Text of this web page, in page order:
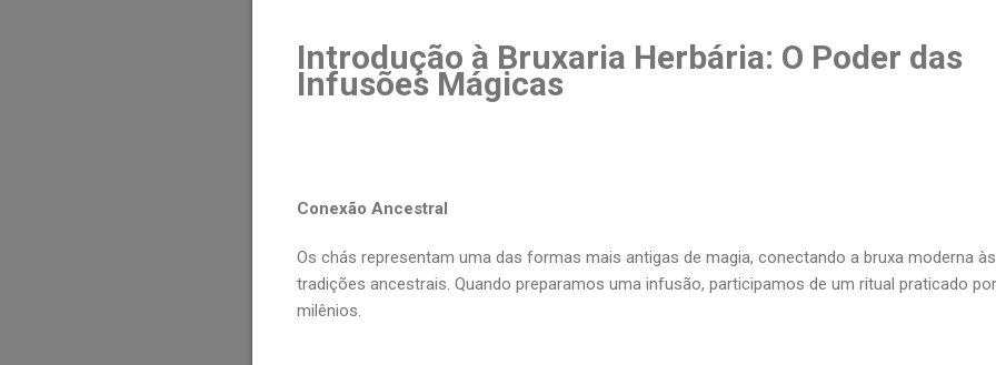
Introdução à Bruxaria Herbária: O Poder das
Infusões Mágicas
Conexão Ancestral
Os chás representam uma das formas mais antigas de magia, conectando a bruxa moderna às
tradições ancestrais. Quando preparamos uma infusão, participamos de um ritual praticado por
milênios.